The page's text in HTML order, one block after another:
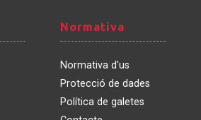
Normativa
Normativa
Normativa d'us
Protecció de dades
Política de galetes